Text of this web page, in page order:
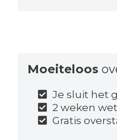
Moeiteloos
Je sluit het
2 weken
Gratis